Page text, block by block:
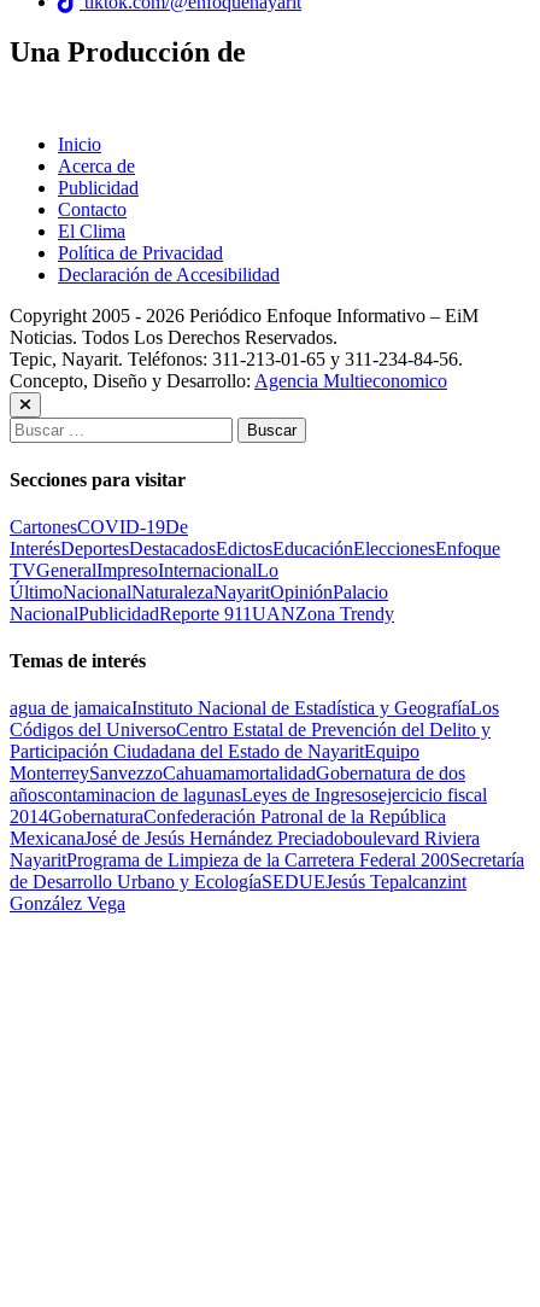
Una Producción de
Inicio
Acerca de
Publicidad
Contacto
El Clima
Política de Privacidad
Declaración de Accesibilidad
Copyright 2005 - 2026 Periódico Enfoque Informativo – EiM
Noticias. Todos Los Derechos Reservados.
Tepic, Nayarit. Teléfonos: 311-213-01-65 y 311-234-84-56.
Concepto, Diseño y Desarrollo: Agencia Multieconomico
Buscar:
Secciones para visitar
CartonesCOVID-19De
InterésDeportesDestacadosEdictosEducaciónEleccionesEnfoque
TVGeneralImpresoInternacionalLo
ÚltimoNacionalNaturalezaNayaritOpiniónPalacio
NacionalPublicidadReporte 911UANZona Trendy
Temas de interés
agua de jamaicaInstituto Nacional de Estadística y GeografíaLos
Códigos del UniversoCentro Estatal de Prevención del Delito y
Participación Ciudadana del Estado de NayaritEquipo
MonterreySanvezzoCahuamamortalidadGobernatura de dos
añoscontaminacion de lagunasLeyes de Ingresosejercicio fiscal
2014GobernaturaConfederación Patronal de la República
MexicanaJosé de Jesús Hernández Preciadoboulevard Riviera
NayaritPrograma de Limpieza de la Carretera Federal 200Secretaría
de Desarrollo Urbano y EcologíaSEDUEJesús Tepalcanzint
González Vega